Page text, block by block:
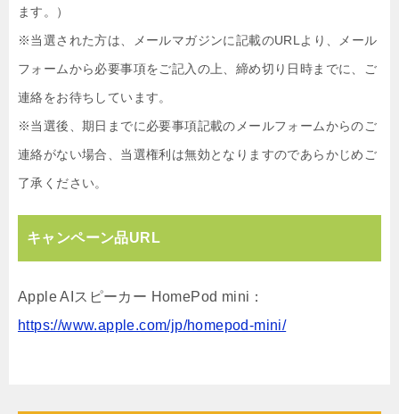
ます。）
※当選された方は、メールマガジンに記載のURLより、メール
フォームから必要事項をご記入の上、締め切り日時までに、ご
連絡をお待ちしています。
※当選後、期日までに必要事項記載のメールフォームからのご
連絡がない場合、当選権利は無効となりますのであらかじめご
了承ください。
キャンペーン品URL
Apple AIスピーカー HomePod mini：
https://www.apple.com/jp/homepod-mini/